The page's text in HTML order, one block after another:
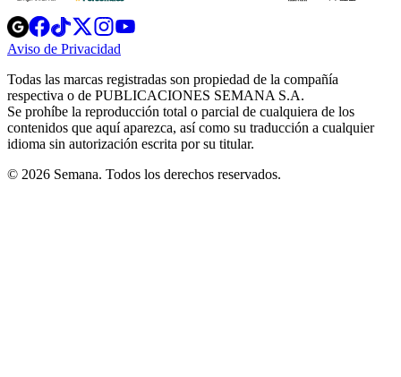
Opens
in
new
Opens
in
new
Opens
in
new
window
Opens
new
windowwindow
Aviso de Privacidad
new
window
Todas las marcas registradas son propiedad de la compañía
respectiva o de PUBLICACIONES SEMANA S.A.
Se prohíbe la reproducción total o parcial de cualquiera de los
contenidos que aquí aparezca, así como su traducción a cualquier
idioma sin autorización escrita por su titular.
© 2026 Semana. Todos los derechos reservados.